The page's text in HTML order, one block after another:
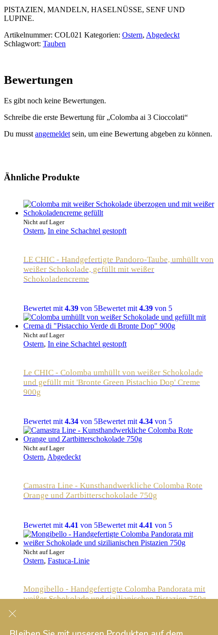
PISTAZIEN, MANDELN, HASELNÜSSE, SENF UND
LUPINE.
Artikelnummer: COL021 Kategorien: Ostern, Abgedeckt
Schlagwort: Tauben
Bewertungen
Es gibt noch keine Bewertungen.
Schreibe die erste Bewertung für „Colomba ai 3 Cioccolati“
Du musst angemeldet sein, um eine Bewertung abgeben zu können.
Ähnliche Produkte
Nicht auf Lager
Ostern, In eine Schachtel gestopft
LE CHIC - Handgefertigte Pandoro-Taube, umhüllt von
weißer Schokolade, gefüllt mit weißer
Schokoladencreme
Bewertet mit 4.39 von 5Bewertet mit 4.39 von 5
Nicht auf Lager
Ostern, In eine Schachtel gestopft
Le CHIC - Colomba umhüllt von weißer Schokolade
und gefüllt mit 'Bronte Green Pistachio Dop' Creme
900g
Bewertet mit4.34 von 5Bewertet mit4.34 von 5
Nicht auf Lager
Ostern, Abgedeckt
Camastra Line - Kunsthandwerkliche Colomba Rote
Orange und Zartbitterschokolade 750g
Bewertet mit 4.41 von 5Bewertet mit 4.41 von 5
Nicht auf Lager
Ostern, Fastuca-Linie
Mongibello - Handgefertigte Colomba Pandorata mit
weißer Schokolade und sizilianischen Pistazien 750g
Bewertet mit 4.41 Bewertet mit von 5